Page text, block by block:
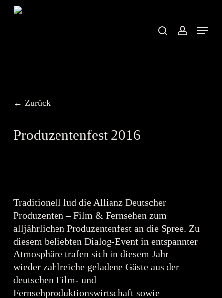
Skip
Menu
← Zurück
Produzentenfest 2016
Traditionell lud die Allianz Deutscher
Produzenten – Film & Fernsehen zum
alljährlichen Produzentenfest an die Spree. Zu
diesem beliebten Dialog-Event in entspannter
Atmosphäre trafen sich in diesem Jahr
wieder zahlreiche geladene Gäste aus der
deutschen Film- und
Fernsehproduktionswirtschaft sowie